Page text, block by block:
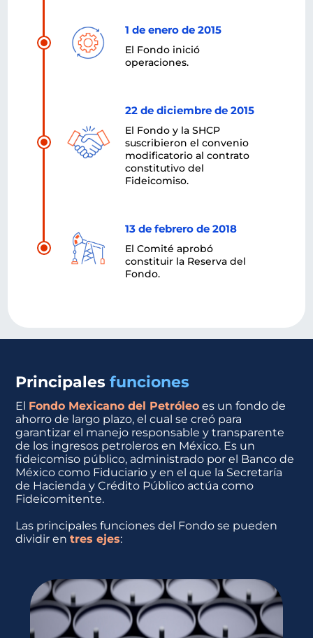
1 de enero de 2015
El Fondo inició
operaciones.
22 de diciembre de 2015
El Fondo y la SHCP
suscribieron el convenio
modificatorio al contrato
constitutivo del
Fideicomiso.
13 de febrero de 2018
El Comité aprobó
constituir la Reserva del
Fondo.
Principalesfunciones
El Fondo Mexicano del Petróleo es un fondo de
ahorro de largo plazo, el cual se creó para
garantizar el manejo responsable y transparente
de los ingresos petroleros en México. Es un
fideicomiso público, administrado por el Banco de
México como Fiduciario y en el que la Secretaría
de Hacienda y Crédito Público actúa como
Fideicomitente.
Las principales funciones del Fondo se pueden
dividir entres ejes: